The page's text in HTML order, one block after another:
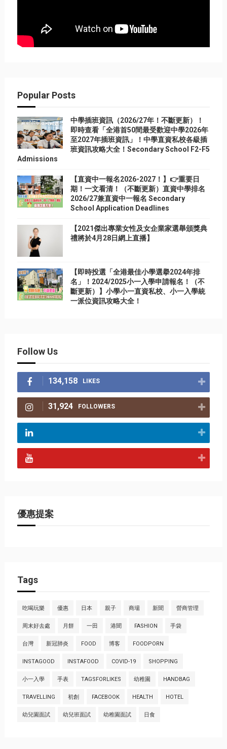
Popular Posts
中學插班資訊（2026/27年！不斷更新）！
即時查看「全港首50間最受歡迎中學2026年
至2027年插班資訊」！中學直資私校各級插
班資訊攻略大全！Secondary School F2-F5
Admissions
【直資中一報名2026-2027！】👉重要日
期！一文看清！（不斷更新）直資中學排名
2026/27兼直資中一報名 Secondary
School Application Deadlines
【2021傑出專業女性及女企業家選舉頒獎典
禮將於4月28日網上直播】
【即時投選「全港最佳小學選擧2024年排
名」！2024/2025小一入學申請報名！（不
斷更新）】小學小一直資私校、小一入學統
一派位資訊攻略大全！
Follow Us
134,158 LIKES
31,924 FOLLOWERS
優惠提案
Tags
吃喝玩樂 優惠 日本 親子 商場 新聞 營商管理
周末好去處 月餅 一田 港聞 FASHION 手袋
台灣 新冠肺炎 FOOD 博客 FOODPORN
INSTAGOOD INSTAFOOD COVID-19 SHOPPING
小一入學 手表 TAGSFORLIKES 幼稚園 HANDBAG
TRAVELLING 初創 FACEBOOK HEALTH HOTEL
幼兒園面試 幼兒班面試 幼稚園面試 日食